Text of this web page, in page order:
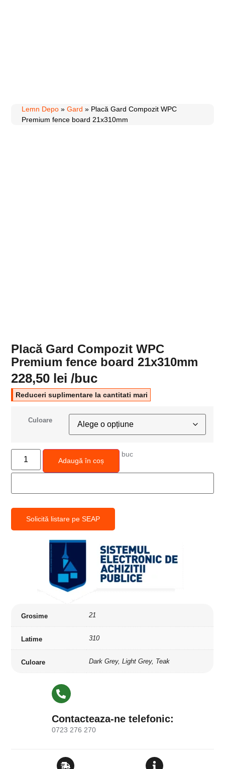
Lemn Depo» Gard » Placă Gard Compozit WPC
Premium fence board 21x310mm
Placă Gard Compozit WPC
Premium fence board 21x310mm
228,50 lei /buc
Reduceri suplimentare la cantitati mari
Culoare
buc
Adaugă în coș
Solicită listare pe SEAP
Grosime 21
Latime 310
Culoare Dark Grey, Light Grey, Teak
Contacteaza-ne telefonic:
0723 276 270